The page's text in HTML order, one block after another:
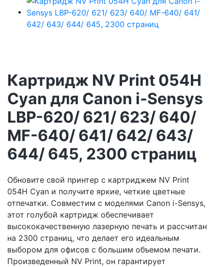
Картридж NV Print 054H
Cyan для Canon i-Sensys
LBP-620/ 621/ 623/ 640/
MF-640/ 641/ 642/ 643/
644/ 645, 2300 страниц
Обновите свой принтер с картриджем NV Print
054H Cyan и получите яркие, четкие цветные
отпечатки. Совместим с моделями Canon i-Sensys,
этот голубой картридж обеспечивает
высококачественную лазерную печать и рассчитан
на 2300 страниц, что делает его идеальным
выбором для офисов с большим объемом печати.
Произведенный NV Print, он гарантирует